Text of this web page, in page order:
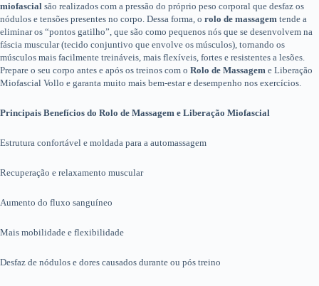
miofascial são realizados com a pressão do próprio peso corporal que desfaz os
nódulos e tensões presentes no corpo. Dessa forma, o rolo de massagem tende a
eliminar os “pontos gatilho”, que são como pequenos nós que se desenvolvem na
fáscia muscular (tecido conjuntivo que envolve os músculos), tornando os
músculos mais facilmente treináveis, mais flexíveis, fortes e resistentes a lesões.
Prepare o seu corpo antes e após os treinos com o Rolo de Massagem e Liberação
Miofascial Vollo e garanta muito mais bem-estar e desempenho nos exercícios.
Principais Benefícios do Rolo de Massagem e Liberação Miofascial
Estrutura confortável e moldada para a automassagem
Recuperação e relaxamento muscular
Aumento do fluxo sanguíneo
Mais mobilidade e flexibilidade
Desfaz de nódulos e dores causados durante ou pós treino